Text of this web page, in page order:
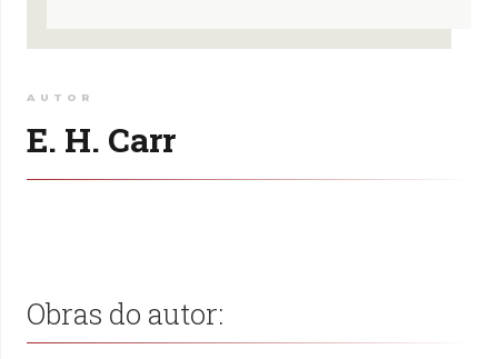
AUTOR
E. H. Carr
Obras do autor: